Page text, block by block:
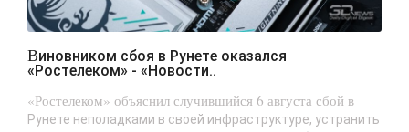
Виновником сбоя в Рунете оказался
«Ростелеком» - «Новости..
«Ростелеком» объяснил случившийся 6 августа сбой в
Рунете неполадками в своей инфраструктуре, устранить